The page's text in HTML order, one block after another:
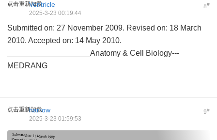
点击重新加载 8#
Ventricle
2025-3-23 00:19:44
Submitted on: 27 November 2009. Revised on: 18 March
2010. Accepted on: 14 May 2010.
___________________Anatomy & Cell Biology---
MEDRANG
点击重新加载 9#
harrow
2025-3-23 01:59:53